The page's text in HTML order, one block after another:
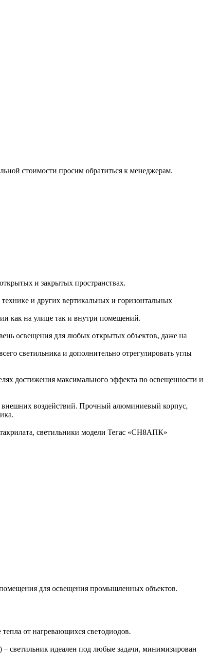
стоимости просим обратиться к менеджерам.
и закрытых пространствах.
и других вертикальных и горизонтальных
как на улице так и внутри помещений.
освещения для любых открытых объектов, даже на
светильника и дополнительно отрегулировать углы
достижения максимального эффекта по освещенности и
внешних воздействий. Прочный алюминиевый корпус,
светильники модели Тегас «СН8АПК»
для освещения промышленных объектов.
от нагревающихся светодиодов.
светильник идеален под любые задачи, минимизирован